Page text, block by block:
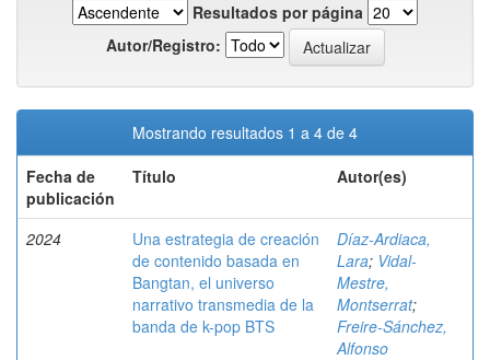
Resultados por página
Autor/Registro:
Mostrando resultados 1 a 4 de 4
Fecha de
publicación
Título Autor(es)
2024
Una estrategia de creación
de contenido basada en
Bangtan, el universo
narrativo transmedia de la
banda de k-pop BTS
Díaz-Ardiaca,
Lara; Vidal-
Mestre,
Montserrat;
Freire-Sánchez,
Alfonso